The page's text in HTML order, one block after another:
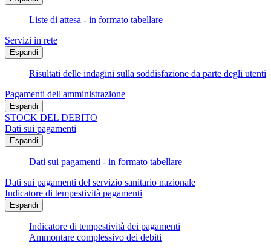
Liste di attesa - in formato tabellare
Servizi in rete
Espandi
Risultati delle indagini sulla soddisfazione da parte degli utenti
Pagamenti dell'amministrazione
Espandi
STOCK DEL DEBITO
Dati sui pagamenti
Espandi
Dati sui pagamenti - in formato tabellare
Dati sui pagamenti del servizio sanitario nazionale
Indicatore di tempestività pagamenti
Espandi
Indicatore di tempestività dei pagamenti
Ammontare complessivo dei debiti